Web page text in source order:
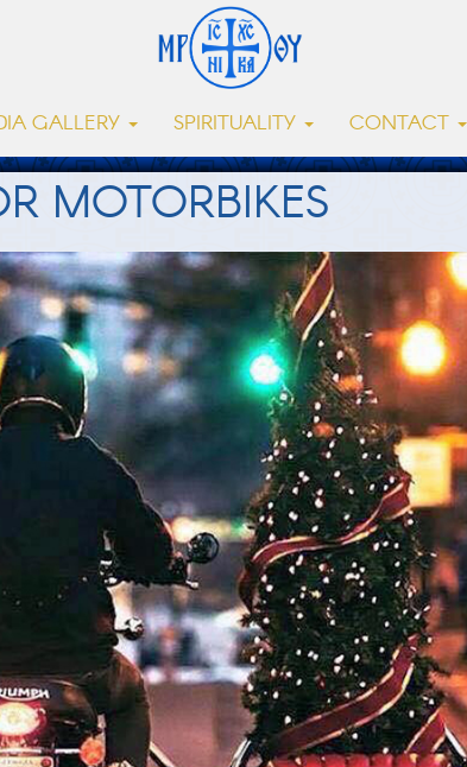
GALLERY SPIRITUALITY CONTACT
MOTORBIKES